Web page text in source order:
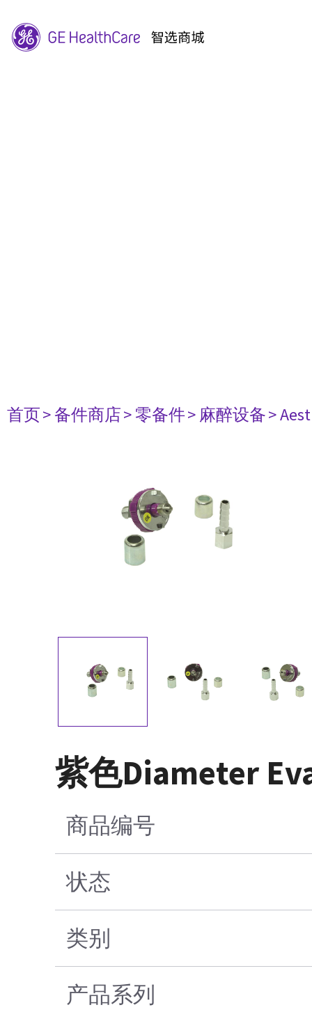
首页> 备件商店> 零备件> 麻醉设备>
紫色Diameter
商品编号
状态
类别
产品系列